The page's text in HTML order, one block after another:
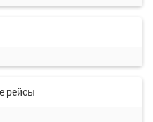
рейсы